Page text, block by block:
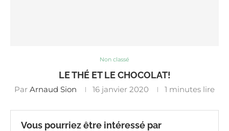
Non classé
LE THÉ ET LE CHOCOLAT!
Par Arnaud Sion 16 janvier 2020 1 minutes lire
Vous pourriez être intéressé par